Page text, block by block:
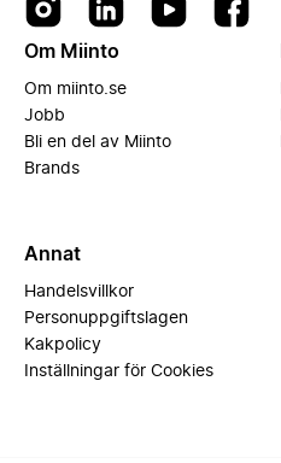
Om Miinto
Om miinto.se
Jobb
Bli en del av Miinto
Brands
Annat
Handelsvillkor
Personuppgiftslagen
Kakpolicy
Inställningar för Cookies